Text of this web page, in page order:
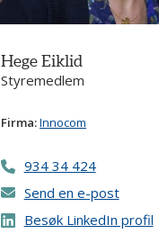
Hege Eiklid
Styremedlem
Firma:Innocom
934 34 424
Send en e-post
Besøk LinkedIn profil